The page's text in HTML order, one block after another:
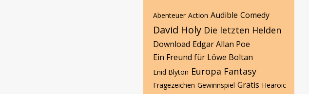
Abenteuer Action Audible Comedy
David Holy Die letzten Helden
Download Edgar Allan Poe
Ein Freund für Löwe Boltan
Enid Blyton Europa Fantasy
Fragezeichen Gewinnspiel Gratis Hearoic